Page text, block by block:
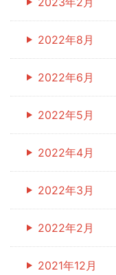
2022年8月
2022年6月
2022年5月
2022年4月
2022年3月
2022年2月
2021年12月